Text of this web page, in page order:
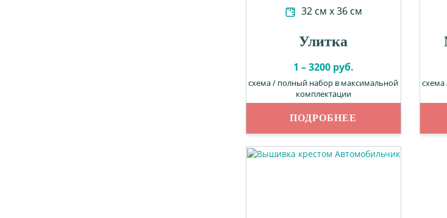
32 см х 36 см
Улитка
1 – 3200 руб.
схема / полный набор в максимальной
комплектации
ПОДРОБНЕЕ